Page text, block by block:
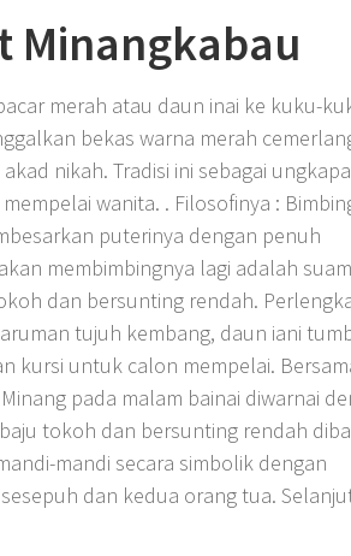
Minangkabau
merah atau daun inai ke kuku-
bekas warna merah
nikah. Tradisi ini sebagai
wanita. . Filosofinya :
puterinya dengan penuh
membimbingnya lagi adalah
dan bersunting rendah.
tujuh kembang, daun iani
kursi untuk calon mempelai.
pada malam bainai diwarnai
tokoh dan bersunting rendah
mandi secara simbolik dengan
dan kedua orang tua.